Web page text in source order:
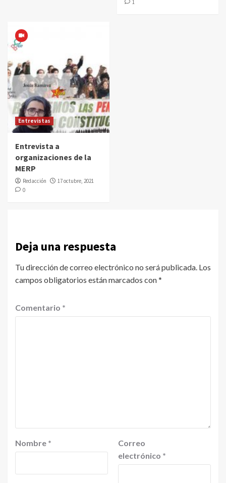
1
Entrevistas
Entrevista a
organizaciones de la
MERP
Redacción
17 octubre, 2021
0
Deja una respuesta
Tu dirección de correo electrónico no será publicada. Los
campos obligatorios están marcados con*
Comentario *
Nombre *
Correo
electrónico *